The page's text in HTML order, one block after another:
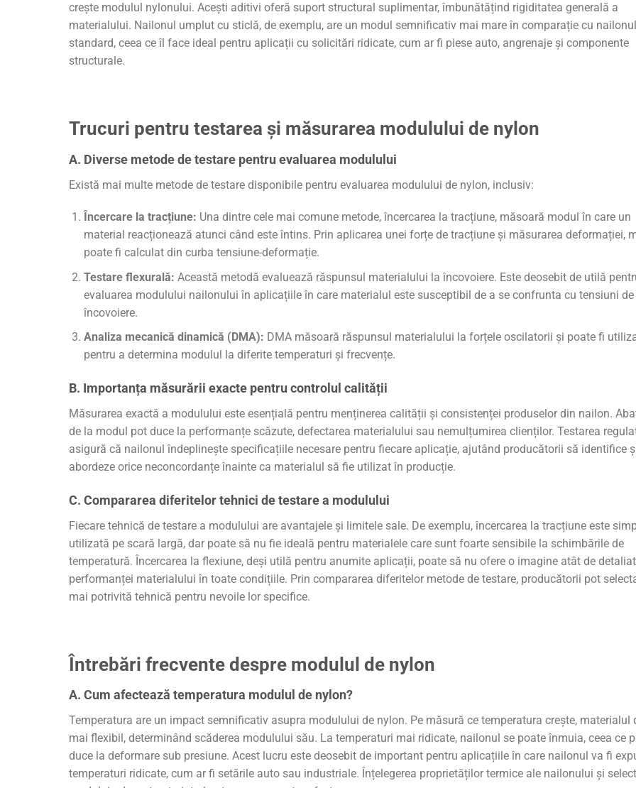
crește modulul nylonului. Acești aditivi oferă suport structural suplimentar, îmbunătățind rigiditatea generală a
materialului. Nailonul umplut cu sticlă, de exemplu, are un modul semnificativ mai mare în comparație cu nailonul
standard, ceea ce îl face ideal pentru aplicații cu solicitări ridicate, cum ar fi piese auto, angrenaje și componente
structurale.
Trucuri pentru testarea și măsurarea modulului de nylon
A. Diverse metode de testare pentru evaluarea modulului
Există mai multe metode de testare disponibile pentru evaluarea modulului de nylon, inclusiv:
Încercare la tracțiune: Una dintre cele mai comune metode, încercarea la tracțiune, măsoară modul în care un
material reacționează atunci când este întins. Prin aplicarea unei forțe de tracțiune și măsurarea deformației,
poate fi calculat din curba tensiune-deformație.
Testare flexurală: Această metodă evaluează răspunsul materialului la încovoiere. Este deosebit de utilă
evaluarea modulului nailonului în aplicațiile în care materialul este susceptibil de a se confrunta cu tensiuni de
încovoiere.
Analiza mecanică dinamică (DMA): DMA măsoară răspunsul materialului la forțele oscilatorii și poate fi
pentru a determina modulul la diferite temperaturi și frecvențe.
B. Importanța măsurării exacte pentru controlul calității
Măsurarea exactă a modulului este esențială pentru menținerea calității și consistenței produselor din nailon.
de la modul pot duce la performanțe scăzute, defectarea materialului sau nemulțumirea clienților. Testarea
asigură că nailonul îndeplinește specificațiile necesare pentru fiecare aplicație, ajutând producătorii să identifice
abordeze orice neconcordanțe înainte ca materialul să fie utilizat în producție.
C. Compararea diferitelor tehnici de testare a modulului
Fiecare tehnică de testare a modulului are avantajele și limitele sale. De exemplu, încercarea la tracțiune este
utilizată pe scară largă, dar poate să nu fie ideală pentru materialele care sunt foarte sensibile la schimbările de
temperatură. Încercarea la flexiune, deși utilă pentru anumite aplicații, poate să nu ofere o imagine atât de
performanței materialului în toate condițiile. Prin compararea diferitelor metode de testare, producătorii pot
mai potrivită tehnică pentru nevoile lor specifice.
Întrebări frecvente despre modulul de nylon
A. Cum afectează temperatura modulul de nylon?
Temperatura are un impact semnificativ asupra modulului de nylon. Pe măsură ce temperatura crește, materialul
mai flexibil, determinând scăderea modulului său. La temperaturi mai ridicate, nailonul se poate înmuia, ceea ce
duce la deformare sub presiune. Acest lucru este deosebit de important pentru aplicațiile în care nailonul va fi
temperaturi ridicate, cum ar fi setările auto sau industriale. Înțelegerea proprietăților termice ale nailonului și